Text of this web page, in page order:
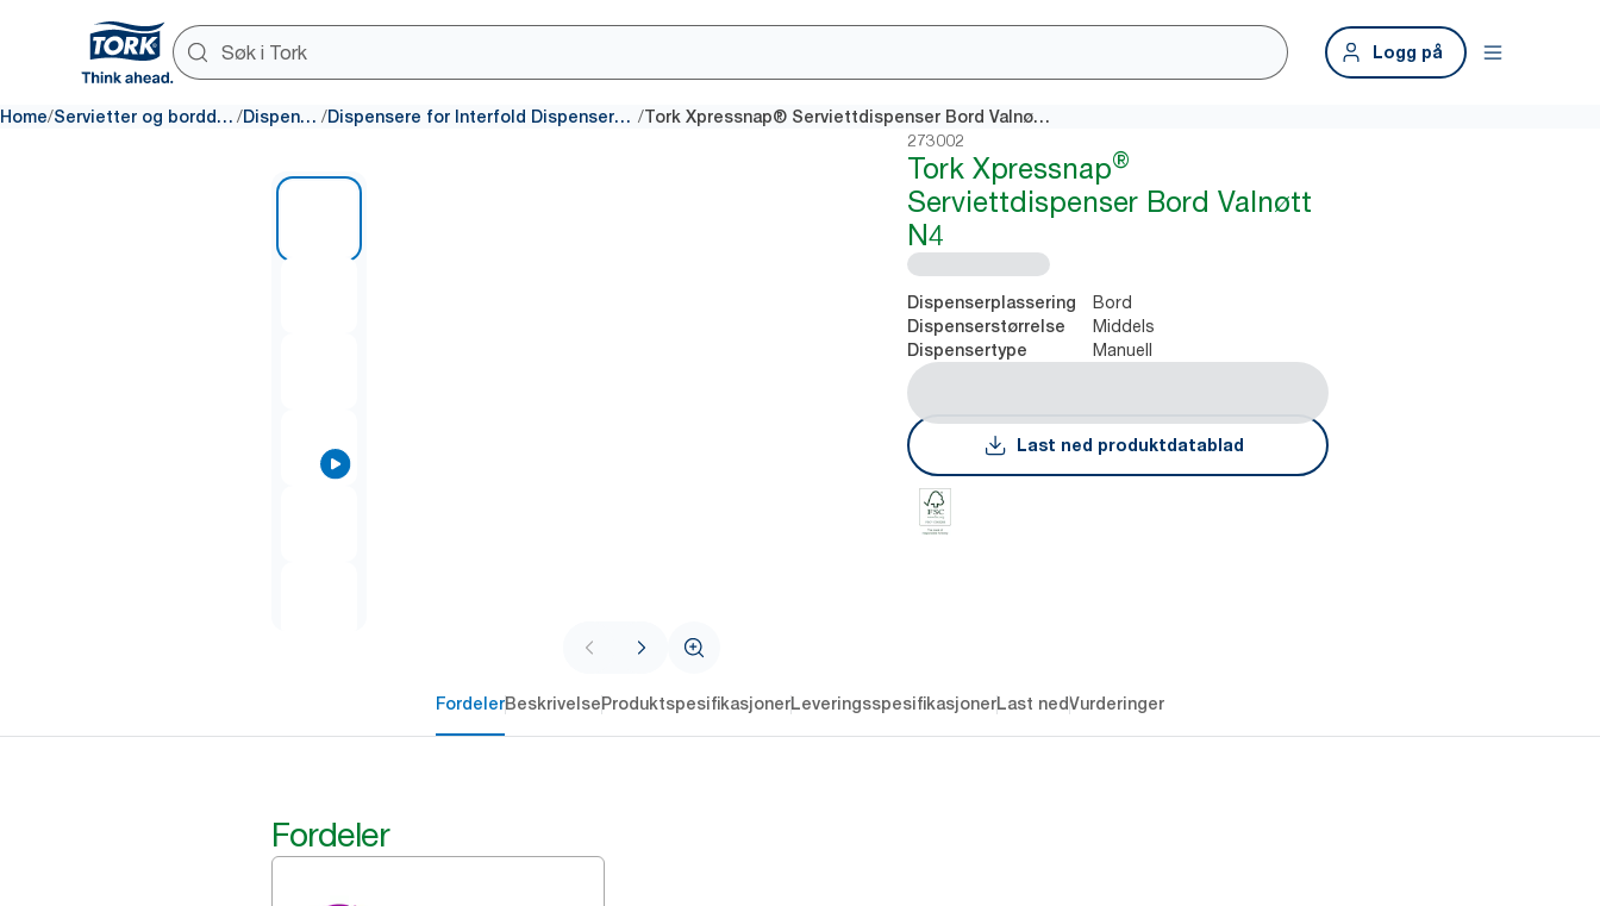
Logg på
Home/ Servietter og borddekking / Dispensere / Dispensere for Interfold Dispenserservietter / Tork Xpressnap® Serviettdispenser Bord Valnøtt N4
273002
Tork Xpressnap®
Serviettdispenser Bord Valnøtt
N4
Dispenserplassering Bord
Dispenserstørrelse Middels
Dispensertype Manuell
Last ned produktdatablad
FordelerBeskrivelseProduktspesifikasjonerLeveringsspesifikasjonerLast nedVurderinger
Fordeler